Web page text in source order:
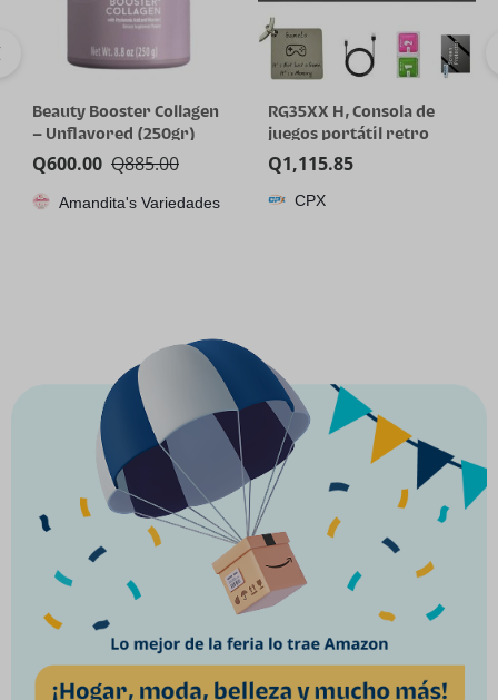
Beauty Booster Collagen
– Unflavored (250gr)
Q885.00
Q600.00
Amandita's Variedades
RG35XX H, Consola de
juegos portátil retro
Anbernic con tarjeta de
64GTF, diseño de joystick
dual, pantalla HD de 3.5
Q1,115.85
CPX